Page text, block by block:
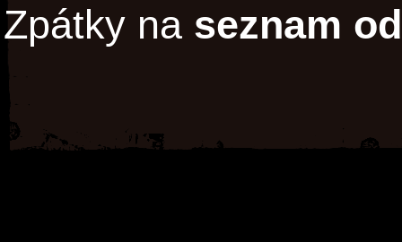
Zpátky na seznam